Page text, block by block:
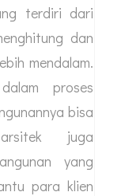
menciptakan
lebih efisien.
lebih
terdiri dari
dan
mendalam.